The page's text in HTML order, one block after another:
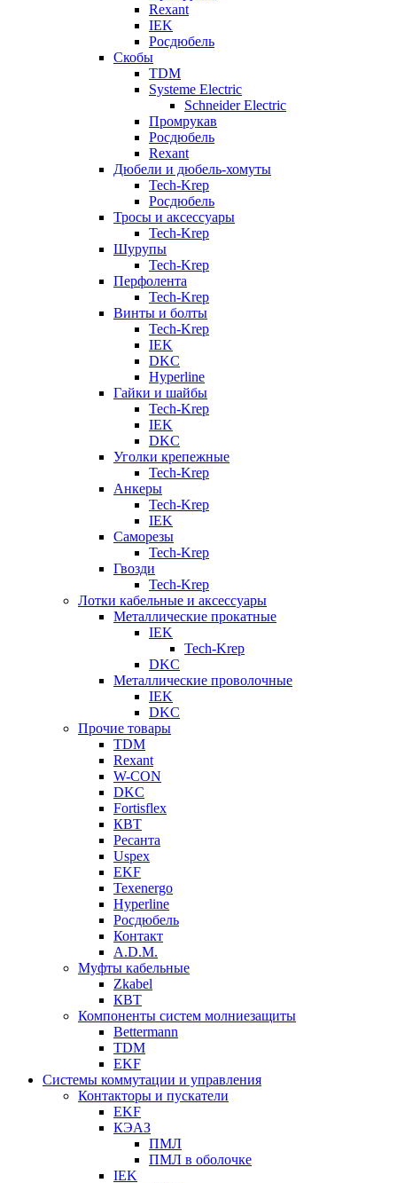
Rexant
IEK
Росдюбель
Скобы
TDM
Systeme Electric
Schneider Electric
Промрукав
Росдюбель
Rexant
Дюбели и дюбель-хомуты
Tech-Krep
Росдюбель
Тросы и аксессуары
Tech-Krep
Шурупы
Tech-Krep
Перфолента
Tech-Krep
Винты и болты
Tech-Krep
IEK
DKC
Hyperline
Гайки и шайбы
Tech-Krep
IEK
DKC
Уголки крепежные
Tech-Krep
Анкеры
Tech-Krep
IEK
Саморезы
Tech-Krep
Гвозди
Tech-Krep
Лотки кабельные и аксессуары
Металлические прокатные
IEK
Tech-Krep
DKC
Металлические проволочные
IEK
DKC
Прочие товары
TDM
Rexant
W-CON
DKC
Fortisflex
КВТ
Ресанта
Uspex
EKF
Texenergo
Hyperline
Росдюбель
Контакт
A.D.M.
Муфты кабельные
Zkabel
КВТ
Компоненты систем молниезащиты
Bettermann
TDM
EKF
Системы коммутации и управления
Контакторы и пускатели
EKF
КЭАЗ
ПМЛ
ПМЛ в оболочке
IEK